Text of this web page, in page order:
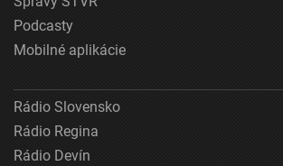
Podcasty
Mobilné aplikácie
Rádio Slovensko
Rádio Regina
Rádio Devín